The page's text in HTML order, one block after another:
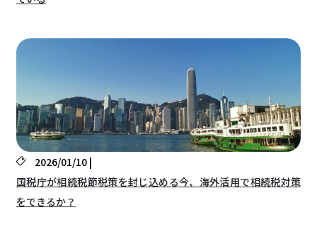
2026/01/10 |
国税庁が相続税節税策を封じ込める今、海外活用で相続税対策
をできるか？